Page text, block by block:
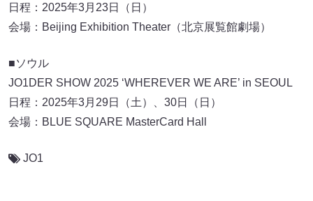
日程：2025年3月23日（日）
会場：Beijing Exhibition Theater（北京展覧館劇場）
■ソウル
JO1DER SHOW 2025 ‘WHEREVER WE ARE’ in SEOUL
日程：2025年3月29日（土）、30日（日）
会場：BLUE SQUARE MasterCard Hall
JO1